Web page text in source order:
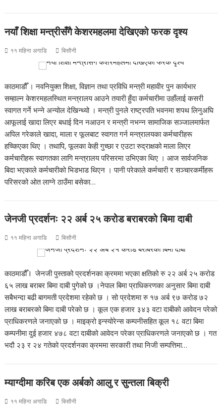
नयाँ शिक्षा मन्त्रीसँगै केशरमहलमा देखिएको फरक दृश्य
११ महिना अगाडि बिसौनी
काठमाडौँ । नवनियुक्त शिक्षा, विज्ञान तथा प्रविधि मन्त्री महावीर पुन कार्यभार
सम्हाल्न केशरमहलस्थित मन्त्रालय आउने तयारी हुँदा कर्मचारीमा उहाँलाई कसरी
स्वागत गर्ने भन्ने अन्योल देखिन्थ्यो । मन्त्री पुनले राष्ट्रपति भवनमा शपथ लिनुअघि
आफूलाई खादा लिएर बधाई दिन नआउन र मन्त्री नभन्न सामाजिक सञ्जालमार्फत
अपिल गरेकाले खादा, माला र फूलबाट स्वागत गर्न मन्त्रालयका कर्मचारीहरू
हच्किएका थिए । तथापि, फूलका केही गुच्छा र एउटा रुद्राक्षको माला लिएर
कर्मचारीहरू स्वागतका लागि मन्त्रालय परिसरमा उभिएका थिए । आज सार्वजनिक
बिदा भएकाले कर्मचारीको भिडभाड थिएन । पानी परेकाले कर्मचारी र सञ्चारकर्मीहरू
परिसरको ओत लाग्ने ठाउँमा बसेका…
जेनजी प्रदर्शनः २२ अर्ब २५ करोड बराबरको बिमा दाबी
११ महिना अगाडि बिसौनी
काठमाडौँ I जेनजी पुस्ताको प्रदर्शनका क्रममा भएका क्षतिको रु २२ अर्ब २५ करोड
६५ लाख बराबर बिमा दाबी पुगेको छ ।नेपाल बिमा प्राधिकरणका अनुसार बिमा दाबी
सबैभन्दा बढी बागमती प्रदेशमा रहेको छ । सो प्रदेशमा रु १७ अर्ब ९७ करोड ७२
लाख बराबरको बिमा दाबी परेको छ । कूल एक हजार ३४३ वटा दाबीको आवेदन परेको
प्राधिकरणले जनाएको छ । माइक्रो इन्स्योरेन्स कम्पनीसहित कूल १८ वटा बिमा
कम्पनीमा दुई हजार ४७८ वटा दाबीको आवेदन परेका प्राधिकरणले जनाएको छ । गत
भदौ २३ र २४ गतेको प्रदर्शनका क्रममा सरकारी तथा निजी सम्पत्तिमा…
म्याग्दीमा करिब एक अर्बको आलु र सुन्तला बिक्री
११ महिना अगाडि बिसौनी